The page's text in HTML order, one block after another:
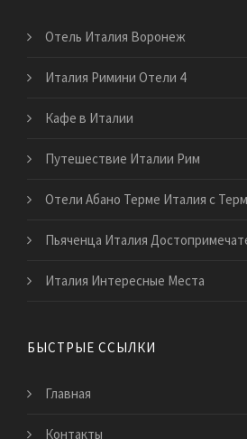
Отель Италия Воронеж
Италия Римини Отели 4
Кафе в Италии
Путешествие Италии Рим
Отели Абано Терме Италия с
Пьяченца Италия
Италия Интересные Места
БЫСТРЫЕ ССЫЛКИ
Главная
Контакты